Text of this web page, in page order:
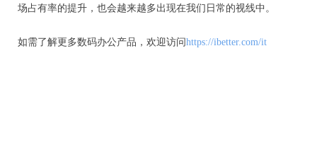
场占有率的提升，也会越来越多出现在我们日常的视线中。
如需了解更多数码办公产品，欢迎访问https://ibetter.com/it